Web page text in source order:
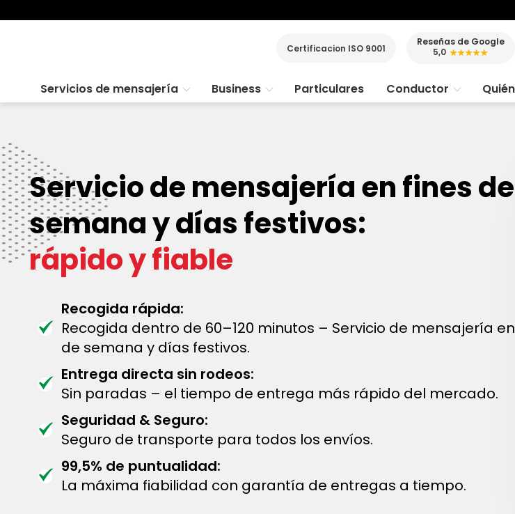
Certificacion ISO 9001
Reseñas de Google
5,0 ★★★★★
Servicios de mensajería Business Particulares Conductor
Servicio de mensajería en fines de
semana y días festivos:
rápido y fiable
Recogida rápida:
Recogida dentro de 60–120 minutos – Servicio de mensajería
de semana y días festivos.
Entrega directa sin rodeos:
Sin paradas – el tiempo de entrega más rápido del mercado.
Seguridad & Seguro:
Seguro de transporte para todos los envíos.
99,5% de puntualidad:
La máxima fiabilidad con garantía de entregas a tiempo.